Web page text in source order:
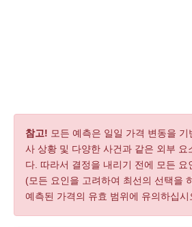
참고! 모든 예측은 일일 가격 변동을 기
사 상황 및 다양한 사건과 같은 외부 요
다. 따라서 결정을 내리기 전에 모든 요
(모든 요인을 고려하여 최선의 선택을
예측된 가격의 유효 범위에 유의하십시